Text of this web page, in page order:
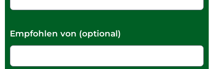
Empfohlen von (optional)